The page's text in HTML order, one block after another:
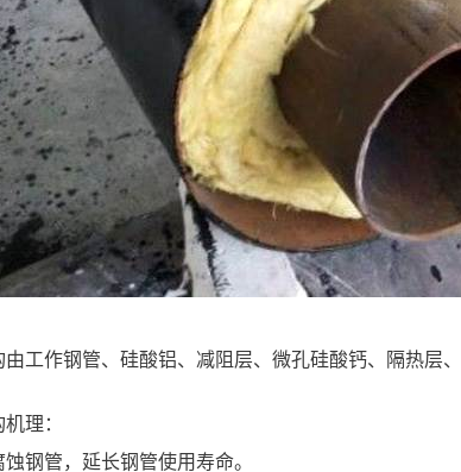
工作钢管、硅酸铝、减阻层、微孔硅酸钙、隔热层
理：
钢管，延长钢管使用寿命。